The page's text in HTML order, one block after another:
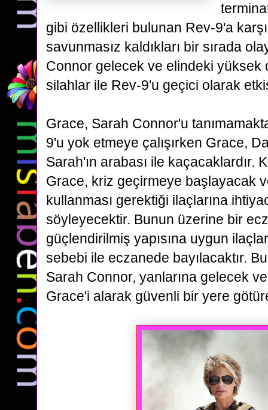
gibi özellikleri bulunan Rev-9'a
savunmasız kaldıkları bir sırada
Connor gelecek ve elindeki yüksek
silahlar ile Rev-9'u geçici olarak
Grace, Sarah Connor'u
9'u yok etmeye çalışırken Grace,
Sarah'ın arabası ile kaçacaklardır.
Grace, kriz geçirmeye başlayacak
kullanması gerektiği ilaçlarına
söyleyecektir. Bunun üzerine bir
güçlendirilmiş yapısına uygun
sebebi ile eczanede bayılacaktır.
Sarah Connor, yanlarına gelecek
Grace'i alarak güvenli bir yere